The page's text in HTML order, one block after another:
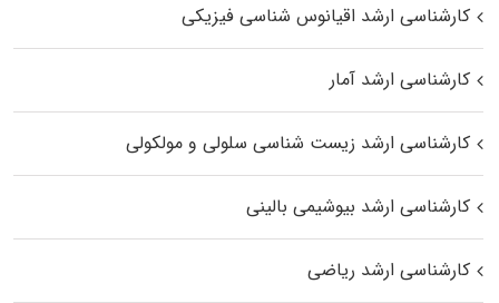
کارشناسی ارشد اقیانوس‌ شناسی فیزیکی
کارشناسی ارشد آمار
کارشناسی ارشد زیست شناسی سلولی و مولکولی
کارشناسی ارشد بیوشیمی بالینی
کارشناسی ارشد ریاضی